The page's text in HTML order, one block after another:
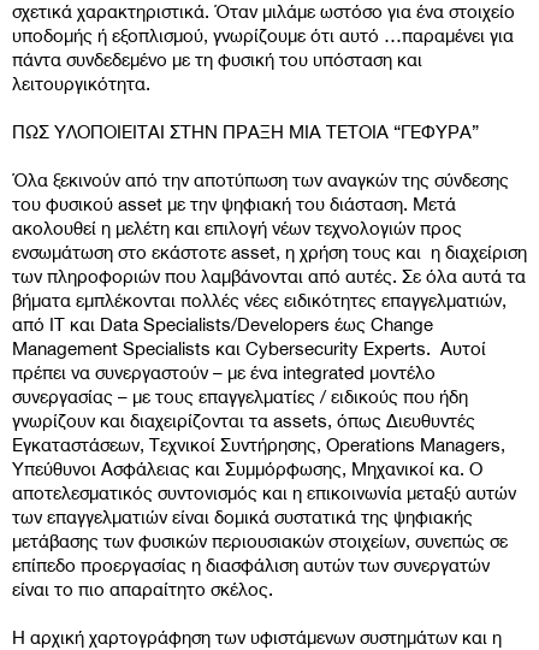
σχετικά χαρακτηριστικά. Όταν μιλάμε ωστόσο για ένα στοιχείο
υποδομής ή εξοπλισμού, γνωρίζουμε ότι αυτό …παραμένει για
πάντα συνδεδεμένο με τη φυσική του υπόσταση και
λειτουργικότητα.
ΠΩΣ ΥΛΟΠΟΙΕΙΤΑΙ ΣΤΗΝ ΠΡΑΞΗ ΜΙΑ ΤΕΤΟΙΑ “ΓΕΦΥΡΑ”
Όλα ξεκινούν από την αποτύπωση των αναγκών της σύνδεσης
του φυσικού asset με την ψηφιακή του διάσταση. Μετά
ακολουθεί η μελέτη και επιλογή νέων τεχνολογιών προς
ενσωμάτωση στο εκάστοτε asset, η χρήση τους και η διαχείριση
των πληροφοριών που λαμβάνονται από αυτές. Σε όλα αυτά τα
βήματα εμπλέκονται πολλές νέες ειδικότητες επαγγελματιών,
από IT και Data Specialists/Developers έως Change
Management Specialists και Cybersecurity Experts. Αυτοί
πρέπει να συνεργαστούν – με ένα integrated μοντέλο
συνεργασίας – με τους επαγγελματίες / ειδικούς που ήδη
γνωρίζουν και διαχειρίζονται τα assets, όπως Διευθυντές
Eγκαταστάσεων, Tεχνικοί Συντήρησης, Operations Μanagers,
Υπεύθυνοι Ασφάλειας και Συμμόρφωσης, Μηχανικοί κα. Ο
αποτελεσματικός συντονισμός και η επικοινωνία μεταξύ αυτών
των επαγγελματιών είναι δομικά συστατικά της ψηφιακής
μετάβασης των φυσικών περιουσιακών στοιχείων, συνεπώς σε
επίπεδο προεργασίας η διασφάλιση αυτών των συνεργατών
είναι το πιο απαραίτητο σκέλος.
Η αρχική χαρτογράφηση των υφιστάμενων συστημάτων και η